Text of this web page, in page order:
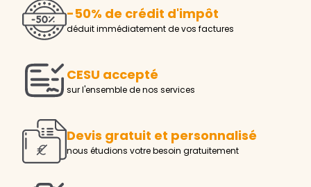
-50% de crédit d'impôt
déduit immédiatement de vos factures
CESU accepté
sur l'ensemble de nos services
Devis gratuit et personnalisé
nous étudions votre besoin gratuitement